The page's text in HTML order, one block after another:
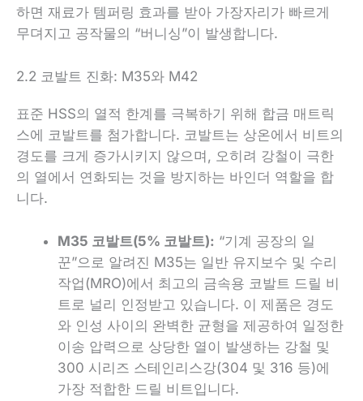
하면 재료가 템퍼링 효과를 받아 가장자리가 빠르게
무뎌지고 공작물의 “버니싱”이 발생합니다.
2.2 코발트 진화: M35와 M42
표준 HSS의 열적 한계를 극복하기 위해 합금 매트릭
스에 코발트를 첨가합니다. 코발트는 상온에서 비트의
경도를 크게 증가시키지 않으며, 오히려 강철이 극한
의 열에서 연화되는 것을 방지하는 바인더 역할을 합
니다.
M35 코발트(5% 코발트): “기계 공장의 일
꾼”으로 알려진 M35는 일반 유지보수 및 수리
작업(MRO)에서 최고의 금속용 코발트 드릴 비
트로 널리 인정받고 있습니다. 이 제품은 경도
와 인성 사이의 완벽한 균형을 제공하여 일정한
이송 압력으로 상당한 열이 발생하는 강철 및
300 시리즈 스테인리스강(304 및 316 등)에
가장 적합한 드릴 비트입니다.